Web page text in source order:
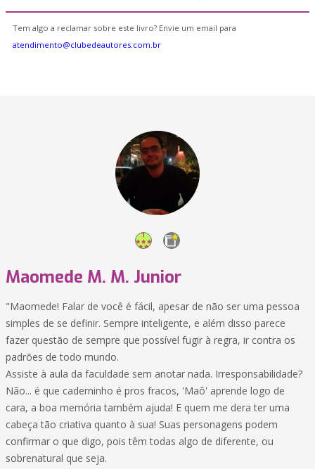
Tem algo a reclamar sobre este livro? Envie um email para
atendimento@clubedeautores.com.br
Maomede M. M. Junior
"Maomede! Falar de você é fácil, apesar de não ser uma pessoa
simples de se definir. Sempre inteligente, e além disso parece
fazer questão de sempre que possível fugir à regra, ir contra os
padrões de todo mundo.
Assiste à aula da faculdade sem anotar nada. Irresponsabilidade?
Não... é que caderninho é pros fracos, 'Maô' aprende logo de
cara, a boa memória também ajuda! E quem me dera ter uma
cabeça tão criativa quanto à sua! Suas personagens podem
confirmar o que digo, pois têm todas algo de diferente, ou
sobrenatural que seja.